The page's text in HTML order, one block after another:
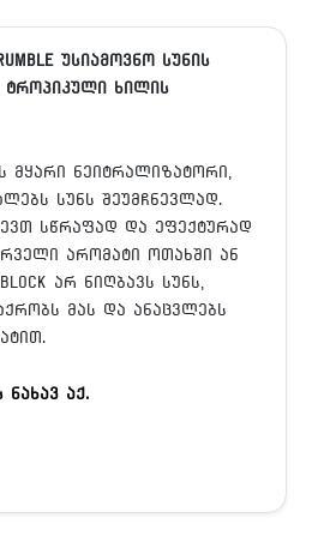
უსიამოვნო სუნის
ტროპიკული ხილის
მყარი ნეიტრალიზატორი,
სუნს შეუმჩნევლად.
სწრაფად და ეფექტურად
არომატი ოთახში ან
არ ნიღბავს სუნს,
მას და ანაცვლებს
ნახავ აქ.